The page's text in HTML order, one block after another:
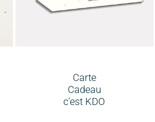
Carte
Cadeau
c’est KDO